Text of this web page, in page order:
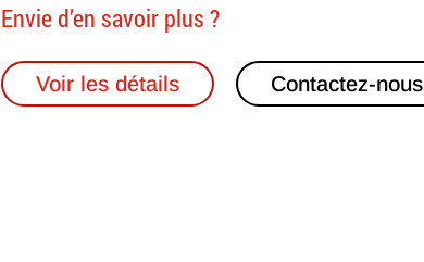
Envie d’en savoir plus ?
Voir les détails Contactez-nous